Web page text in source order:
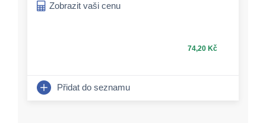
Zobrazit vaši cenu
74,20 Kč
Přidat do seznamu